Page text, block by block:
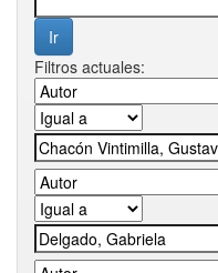
Filtros actuales: